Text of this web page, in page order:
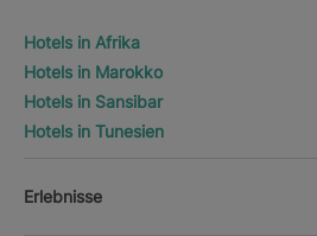
Hotels in Afrika
Hotels in Marokko
Hotels in Sansibar
Hotels in Tunesien
Erlebnisse